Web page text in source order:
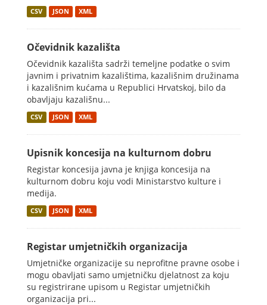
CSV JSON XML
Očevidnik kazališta
Očevidnik kazališta sadrži temeljne podatke o svim
javnim i privatnim kazalištima, kazališnim družinama
i kazališnim kućama u Republici Hrvatskoj, bilo da
obavljaju kazališnu...
CSV JSON XML
Upisnik koncesija na kulturnom dobru
Registar koncesija javna je knjiga koncesija na
kulturnom dobru koju vodi Ministarstvo kulture i
medija.
CSV JSON XML
Registar umjetničkih organizacija
Umjetničke organizacije su neprofitne pravne osobe i
mogu obavljati samo umjetničku djelatnost za koju
su registrirane upisom u Registar umjetničkih
organizacija pri...